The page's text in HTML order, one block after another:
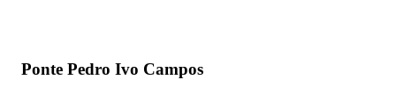
Ponte Pedro Ivo Campos